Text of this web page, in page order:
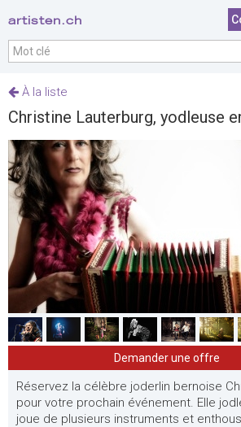
artisten.ch
À la liste
Christine Lauterburg, yodleuse
Demander une offre
Réservez la célèbre joderlin bernoise
pour votre prochain événement. Elle
joue de plusieurs instruments et